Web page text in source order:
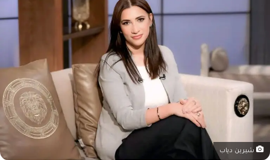
شيرين دياب